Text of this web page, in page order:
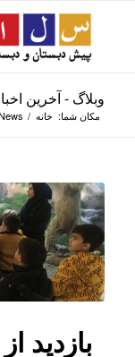
وبلاگ - آخرین
مکان شما: خانه /